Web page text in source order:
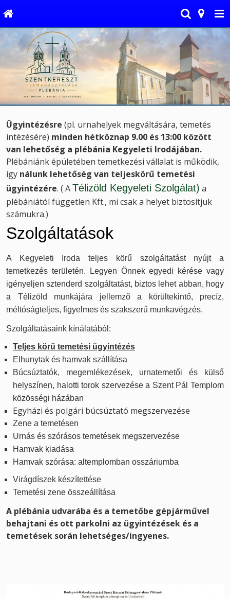
Ügyintézésre (pl. urnahelyek megváltására, temetés
intézésére) minden hétköznap 9.00 és 13:00 között
van lehetőség a plébánia Kegyeleti Irodájában.
Plébániánk épületében temetkezési vállalat is működik,
így nálunk lehetőség van teljeskörű temetési
ügyintézére. ( ATélizöld Kegyeleti Szolgálat) a
plébániától független Kft., mi csak a helyet biztosítjuk
számukra.)
Szolgáltatások
A Kegyeleti Iroda teljes körű szolgáltatást nyújt a
temetkezés területén. Legyen Önnek egyedi kérése vagy
igényeljen sztenderd szolgáltatást, biztos lehet abban, hogy
a Télizöld munkájára jellemző a körültekintő, precíz,
méltóságteljes, figyelmes és szakszerű munkavégzés.
Szolgáltatásaink kínálatából:
Teljes körű temetési ügyintézés
Elhunytak és hamvak szállítása
Búcsúztatók, megemlékezések, urnatemetői és külső
helyszínen, halotti torok szervezése a Szent Pál Templom
közösségi házában
Egyházi és polgári búcsúztató megszervezése
Zene a temetésen
Urnás és szórásos temetések megszervezése
Hamvak kiadása
Hamvak szórása: altemplomban osszáriumba
Virágdíszek készítettése
Temetési zene összeállítása
A plébánia udvarába és a temetőbe gépjárművel
behajtani és ott parkolni az ügyintézések és a
temetések során lehetséges/ingyenes.